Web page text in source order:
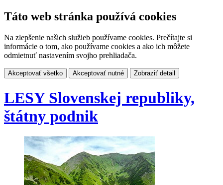
Táto web stránka používá cookies
Na zlepšenie našich služieb používame cookies. Prečítajte si
informácie o tom, ako používame cookies a ako ich môžete
odmietnuť nastavením svojho prehliadača.
Akceptovať všetko Akceptovať nutné Zobraziť detail
LESY Slovenskej republiky,
štátny podnik